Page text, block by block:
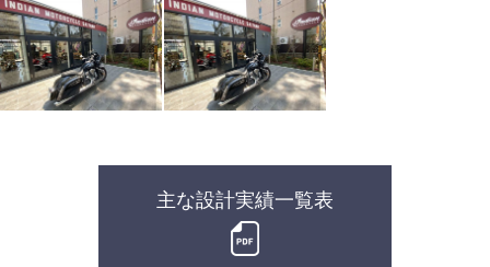
主な設計実績一覧表